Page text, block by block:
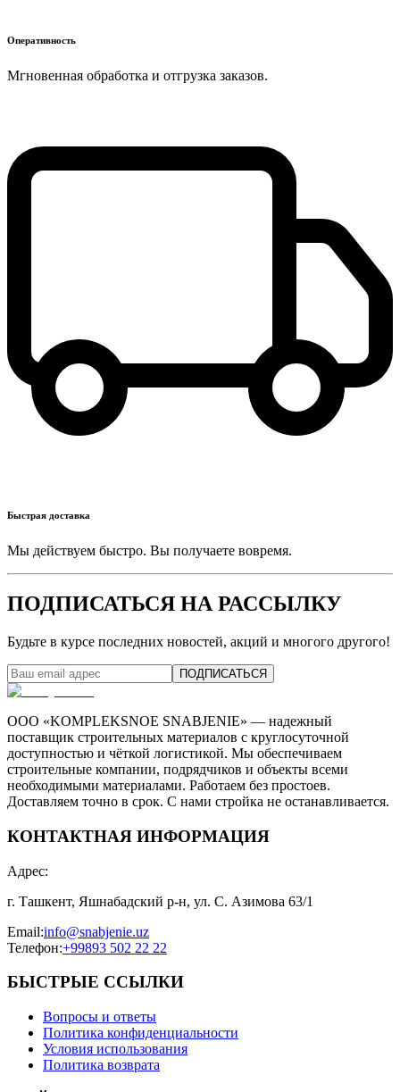
Оперативность
Мгновенная обработка и отгрузка заказов.
Быстрая доставка
Мы действуем быстро. Вы получаете вовремя.
ПОДПИСАТЬСЯ НА РАССЫЛКУ
Будьте в курсе последних новостей, акций и многого другого!
ПОДПИСАТЬСЯ
ООО «KOMPLEKSNOE SNABJENIE» — надежный
поставщик строительных материалов с круглосуточной
доступностью и чёткой логистикой. Мы обеспечиваем
строительные компании, подрядчиков и объекты всеми
необходимыми материалами. Работаем без простоев.
Доставляем точно в срок. С нами стройка не останавливается.
КОНТАКТНАЯ ИНФОРМАЦИЯ
Адрес:
г. Ташкент, Яшнабадский р-н, ул. С. Азимова 63/1
Email:info@snabjenie.uz
Телефон:+99893 502 22 22
БЫСТРЫЕ ССЫЛКИ
Вопросы и ответы
Политика конфиденциальности
Условия использования
Политика возврата